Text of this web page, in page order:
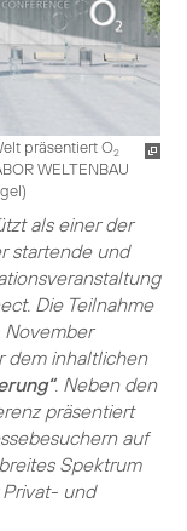
präsentiert O2
WELTENBAU
)
als einer der
startende und
Die Teilnahme
November
dem inhaltlichen
. Neben den
präsentiert
auf
Spektrum
und